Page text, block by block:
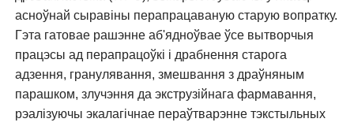
асноўнай сыравіны перапрацаваную старую вопратку.
Гэта гатовае рашэнне аб'ядноўвае ўсе вытворчыя
працэсы ад перапрацоўкі і драбнення старога
адзення, гранулявання, змешвання з драўняным
парашком, злучэння да экструзійнага фармавання,
рэалізуючы экалагічнае пераўтварэнне тэкстыльных